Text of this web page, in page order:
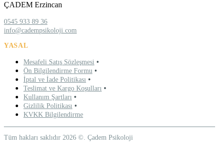
ÇADEM Erzincan
0545 933 89 36
info@cadempsikoloji.com
YASAL
Mesafeli Satış Sözleşmesi •
Ön Bilgilendirme Formu •
İptal ve İade Politikası •
Teslimat ve Kargo Koşulları •
Kullanım Şartları •
Gizlilik Politikası •
KVKK Bilgilendirme
Tüm hakları saklıdır 2026 ©. Çadem Psikoloji